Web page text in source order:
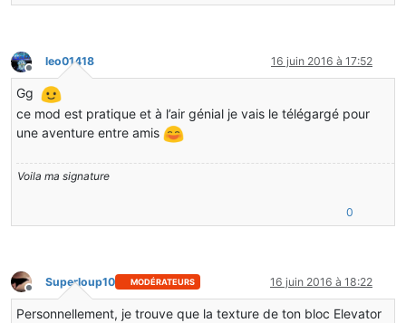
Hors-ligne
leo01418 16 juin 2016 à 17:52
Gg
ce mod est pratique et à l’air génial je vais le télégargé pour
une aventure entre amis
Voila ma signature
0
Hors-ligne
Superloup10 MODÉRATEURS 16 juin 2016 à 18:22
Personnellement, je trouve que la texture de ton bloc Elevator